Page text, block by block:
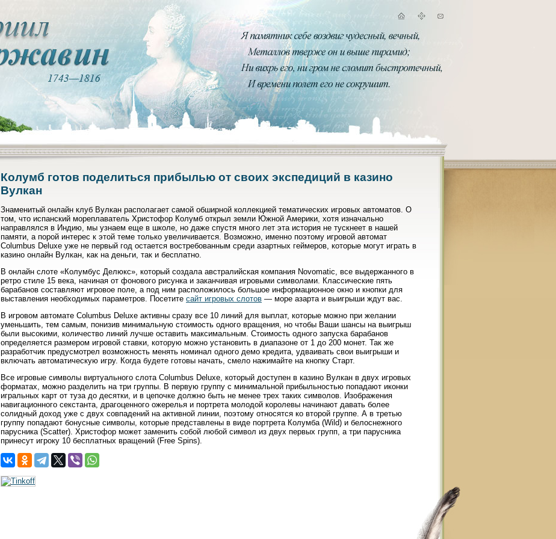
Колумб готов поделиться прибылью от своих экспедиций в казино
Вулкан
Знаменитый онлайн клуб Вулкан располагает самой обширной коллекцией тематических игровых автоматов. О
том, что испанский мореплаватель Христофор Колумб открыл земли Южной Америки, хотя изначально
направлялся в Индию, мы узнаем еще в школе, но даже спустя много лет эта история не тускнеет в нашей
памяти, а порой интерес к этой теме только увеличивается. Возможно, именно поэтому игровой автомат
Columbus Deluxe уже не первый год остается востребованным среди азартных геймеров, которые могут играть в
казино онлайн Вулкан, как на деньги, так и бесплатно.
В онлайн слоте «Колумбус Делюкс», который создала австралийская компания Novomatic, все выдержанного в
ретро стиле 15 века, начиная от фонового рисунка и заканчивая игровыми символами. Классические пять
барабанов составляют игровое поле, а под ним расположилось большое информационное окно и кнопки для
выставления необходимых параметров. Посетите сайт игровых слотов — море азарта и выигрыши ждут вас.
В игровом автомате Columbus Deluxe активны сразу все 10 линий для выплат, которые можно при желании
уменьшить, тем самым, понизив минимальную стоимость одного вращения, но чтобы Ваши шансы на выигрыш
были высокими, количество линий лучше оставить максимальным. Стоимость одного запуска барабанов
определяется размером игровой ставки, которую можно установить в диапазоне от 1 до 200 монет. Так же
разработчик предусмотрел возможность менять номинал одного демо кредита, удваивать свои выигрыши и
включать автоматическую игру. Когда будете готовы начать, смело нажимайте на кнопку Старт.
Все игровые символы виртуального слота Columbus Deluxe, который доступен в казино Вулкан в двух игровых
форматах, можно разделить на три группы. В первую группу с минимальной прибыльностью попадают иконки
игральных карт от туза до десятки, и в цепочке должно быть не менее трех таких символов. Изображения
навигационного секстанта, драгоценного ожерелья и портрета молодой королевы начинают давать более
солидный доход уже с двух совпадений на активной линии, поэтому относятся ко второй группе. А в третью
группу попадают бонусные символы, которые представлены в виде портрета Колумба (Wild) и белоснежного
парусника (Scatter). Христофор может заменить собой любой символ из двух первых групп, а три парусника
принесут игроку 10 бесплатных вращений (Free Spins).